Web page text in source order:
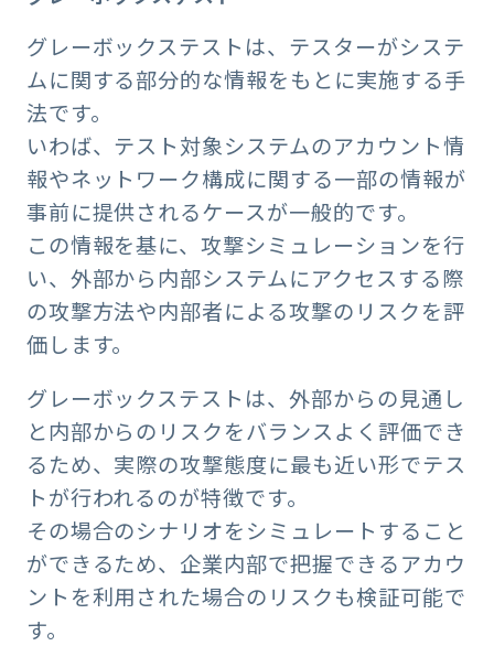
グレーボックステストは、テスターがシステ
ムに関する部分的な情報をもとに実施する手
法です。
いわば、テスト対象システムのアカウント情
報やネットワーク構成に関する一部の情報が
事前に提供されるケースが一般的です。
この情報を基に、攻撃シミュレーションを行
い、外部から内部システムにアクセスする際
の攻撃方法や内部者による攻撃のリスクを評
価します。
グレーボックステストは、外部からの見通し
と内部からのリスクをバランスよく評価でき
るため、実際の攻撃態度に最も近い形でテス
トが行​​われるのが特徴です。
その場合のシナリオをシミュレートすること
ができるため、企業内部で把握できるアカウ
ントを利用された場合のリスクも検証可能で
す。